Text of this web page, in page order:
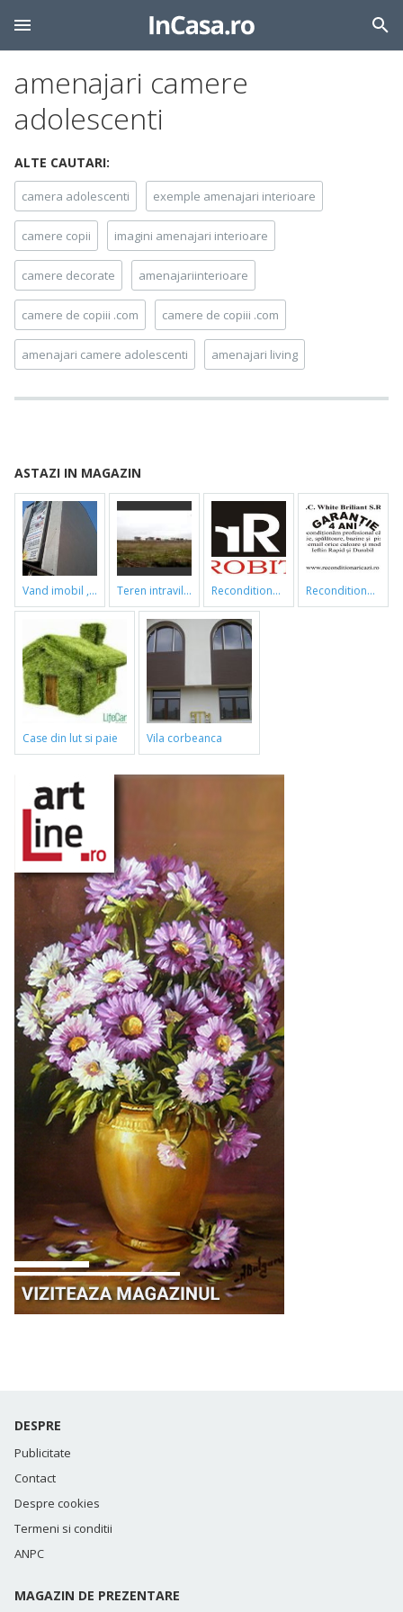
amenajari camere
adolescenti
ALTE CAUTARI:
camera adolescenti exemple amenajari interioare
camere copii imagini amenajari interioare
camere decorate amenajariinterioare
camere de copiii .com camere de copiii .com
amenajari camere adolescenti amenajari living
ASTAZI IN MAGAZIN
vand imobil ,790m,piata gorjului,pret negociabil teren intravilan reconditionari cazi de baie reconditionari cazi de baie
case din lut si paie vila corbeanca
DESPRE
Publicitate
Contact
Despre cookies
Termeni si conditii
ANPC
MAGAZIN DE PREZENTARE